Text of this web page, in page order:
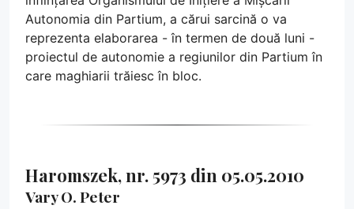
Autonomia din Partium, a cărui sarcină o va
reprezenta elaborarea - în termen de două luni -
proiectul de autonomie a regiunilor din Partium în
care maghiarii trăiesc în bloc.
Haromszek, nr. 5973 din 05.05.2010
Vary O. Peter